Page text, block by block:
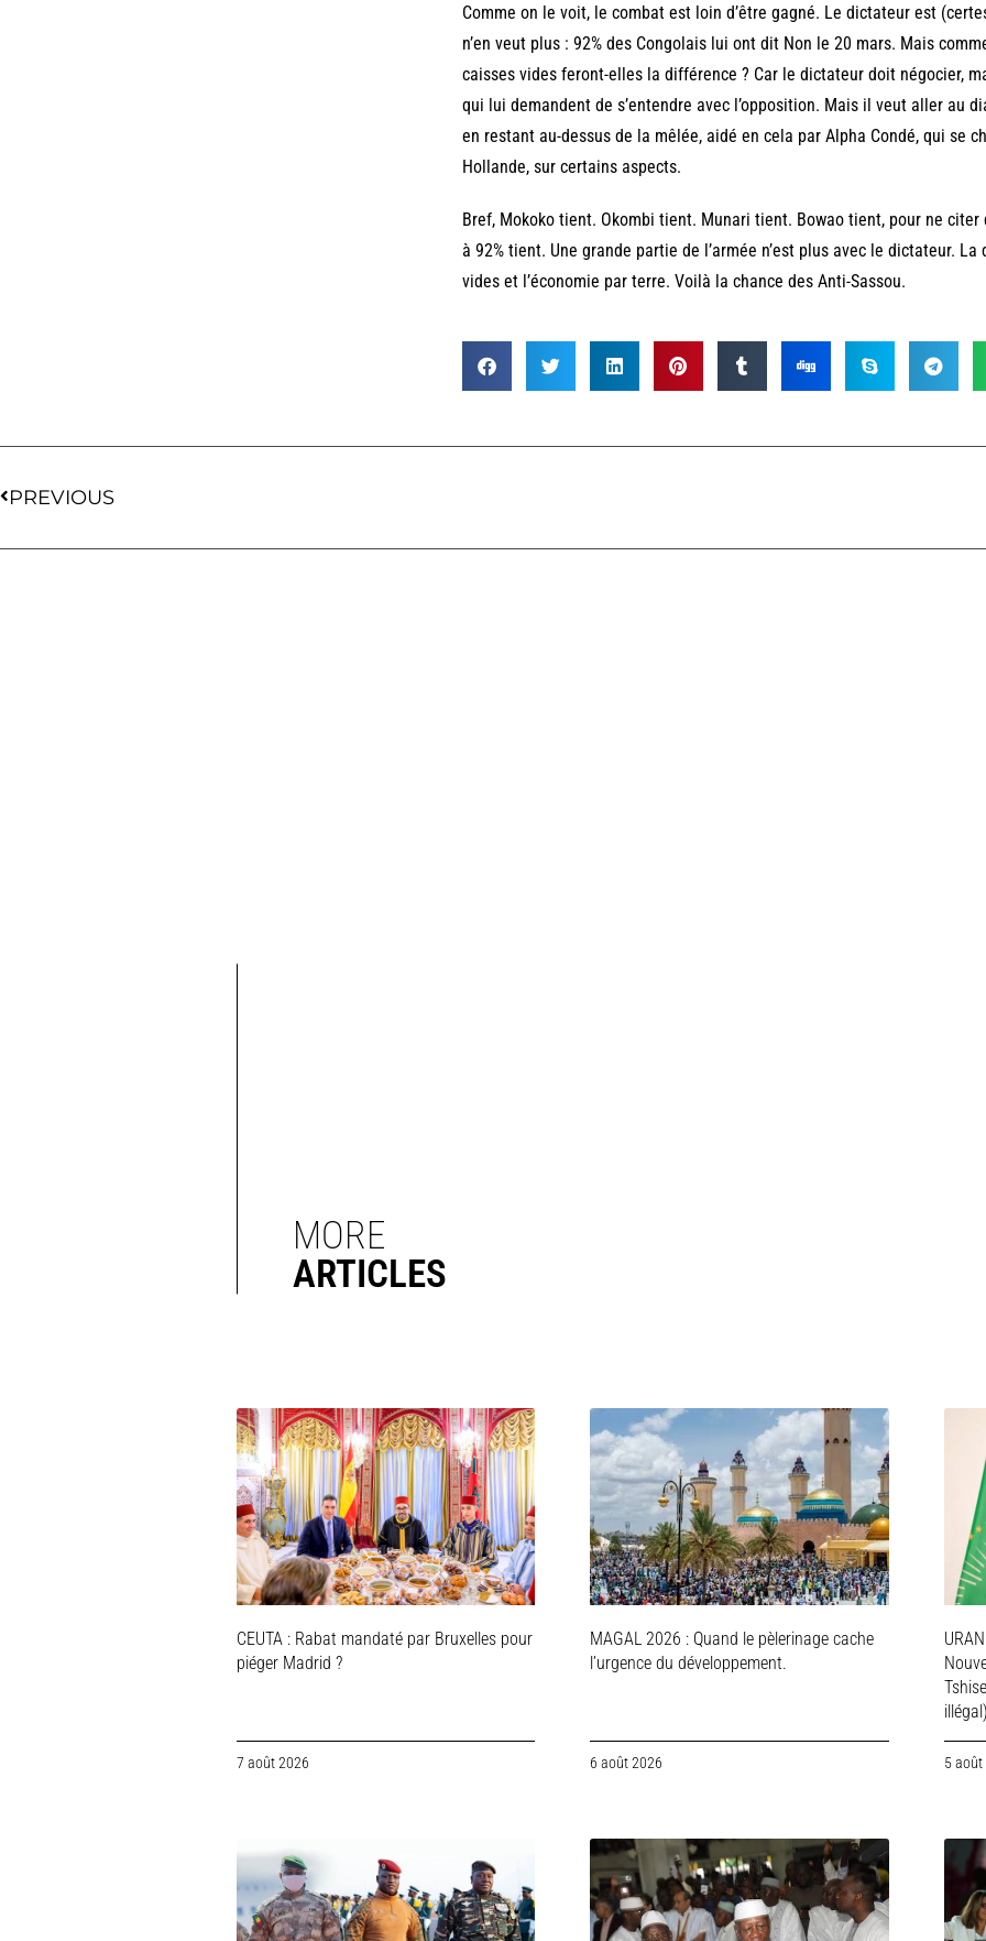
Comme on le voit, le combat est loin d’être gagné. Le dictateur est
n’en veut plus : 92% des Congolais lui ont dit Non le 20 mars. Mais
caisses vides feront-elles la différence ? Car le dictateur doit négocier,
qui lui demandent de s’entendre avec l’opposition. Mais il veut aller au
en restant au-dessus de la mêlée, aidé en cela par Alpha Condé, qui se
Hollande, sur certains aspects.
Bref, Mokoko tient. Okombi tient. Munari tient. Bowao tient, pour ne
à 92% tient. Une grande partie de l’armée n’est plus avec le dictateur.
vides et l’économie par terre. Voilà la chance des Anti-Sassou.
PREVIOUS
MORE
ARTICLES
CEUTA : Rabat mandaté par Bruxelles pour
piéger Madrid ?
7 août 2026
MAGAL 2026 : Quand le pèlerinage cache
l’urgence du développement.
6 août 2026 5 août